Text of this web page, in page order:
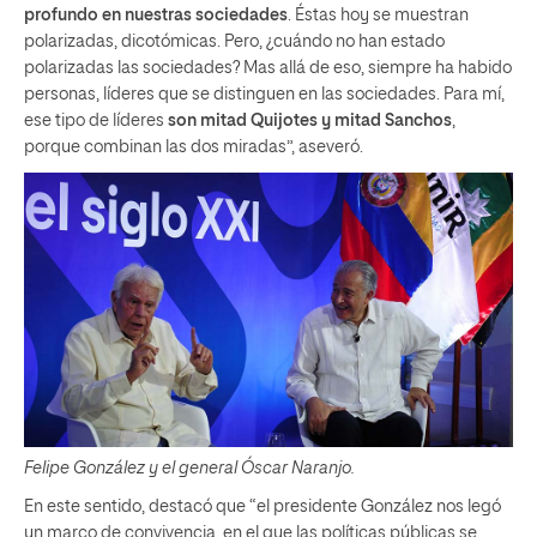
profundo en nuestras sociedades. Éstas hoy se muestran
polarizadas, dicotómicas. Pero, ¿cuándo no han estado
polarizadas las sociedades? Mas allá de eso, siempre ha habido
personas, líderes que se distinguen en las sociedades. Para mí,
ese tipo de líderes son mitad Quijotes y mitad Sanchos,
porque combinan las dos miradas”, aseveró.
Felipe González y el general Óscar Naranjo.
En este sentido, destacó que “el presidente González nos legó
un marco de convivencia, en el que las políticas públicas se